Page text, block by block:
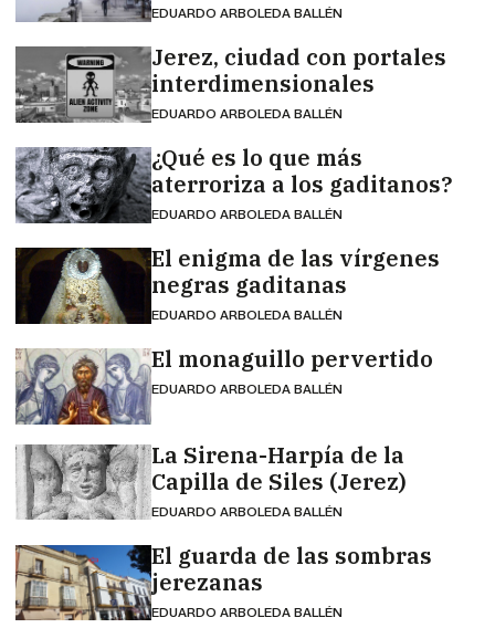
EDUARDO ARBOLEDA BALLÉN
Jerez, ciudad con portales
interdimensionales
EDUARDO ARBOLEDA BALLÉN
¿Qué es lo que más
aterroriza a los gaditanos?
EDUARDO ARBOLEDA BALLÉN
El enigma de las vírgenes
negras gaditanas
EDUARDO ARBOLEDA BALLÉN
El monaguillo pervertido
EDUARDO ARBOLEDA BALLÉN
La Sirena-Harpía de la
Capilla de Siles (Jerez)
EDUARDO ARBOLEDA BALLÉN
El guarda de las sombras
jerezanas
EDUARDO ARBOLEDA BALLÉN